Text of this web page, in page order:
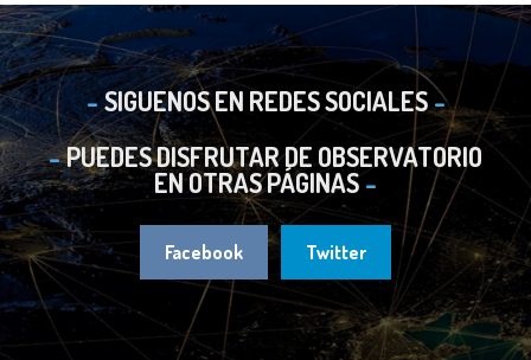
SIGUENOS EN REDES SOCIALES
PUEDES DISFRUTAR DE OBSERVATORIO
EN OTRAS PÁGINAS
Facebook Twitter